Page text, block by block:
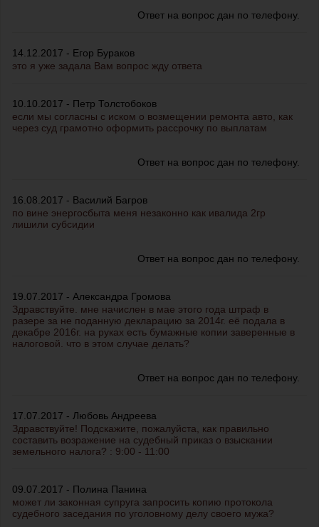
Ответ на вопрос дан по телефону.
14.12.2017 - Егор Бураков
это я уже задала Вам вопрос жду ответа
10.10.2017 - Петр Толстобоков
если мы согласны с иском о возмещении ремонта авто, как
через суд грамотно оформить рассрочку по выплатам
Ответ на вопрос дан по телефону.
16.08.2017 - Василий Багров
по вине энергосбыта меня незаконно как ивалида 2гр
лишили субсидии
Ответ на вопрос дан по телефону.
19.07.2017 - Александра Громова
Здравствуйте. мне начислен в мае этого года штраф в
разере за не поданную декларацию за 2014г. её подала в
декабре 2016г. на руках есть бумажные копии заверенные в
налоговой. что в этом случае делать?
Ответ на вопрос дан по телефону.
17.07.2017 - Любовь Андреева
Здравствуйте! Подскажите, пожалуйста, как правильно
составить возражение на судебный приказ о взыскании
земельного налога? : 9:00 - 11:00
09.07.2017 - Полина Панина
может ли законная супруга запросить копию протокола
судебного заседания по уголовному делу своего мужа?